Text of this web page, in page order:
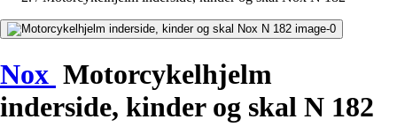
Nox Motorcykelhjelm
inderside, kinder og skal N 182